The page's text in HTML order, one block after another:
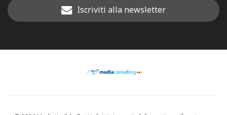
Iscriviti alla newsletter